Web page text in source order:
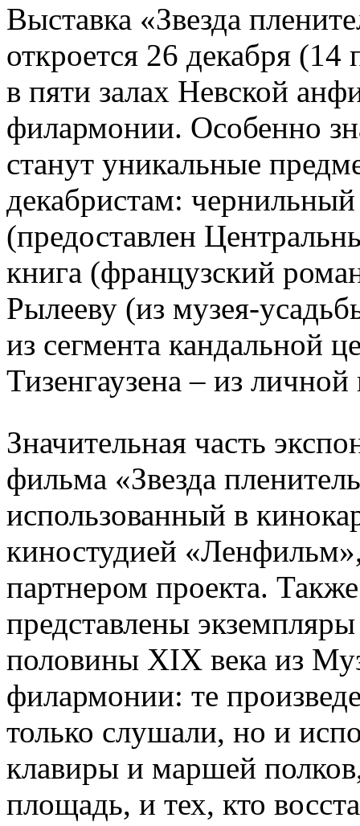
Выставка «Звезда
откроется 26 декабря
в пяти залах Невской
филармонии. Особенно
станут уникальные
декабристам:
(предоставлен
книга (французский
Рылееву (из музея-
из сегмента кандальной
Тизенгаузена – из
Значительная часть
фильма «Звезда
использованный в
киностудией
партнером проекта.
представлены
половины XIX века из
филармонии: те
только слушали, но и
клавиры и маршей
площадь, и тех, кто